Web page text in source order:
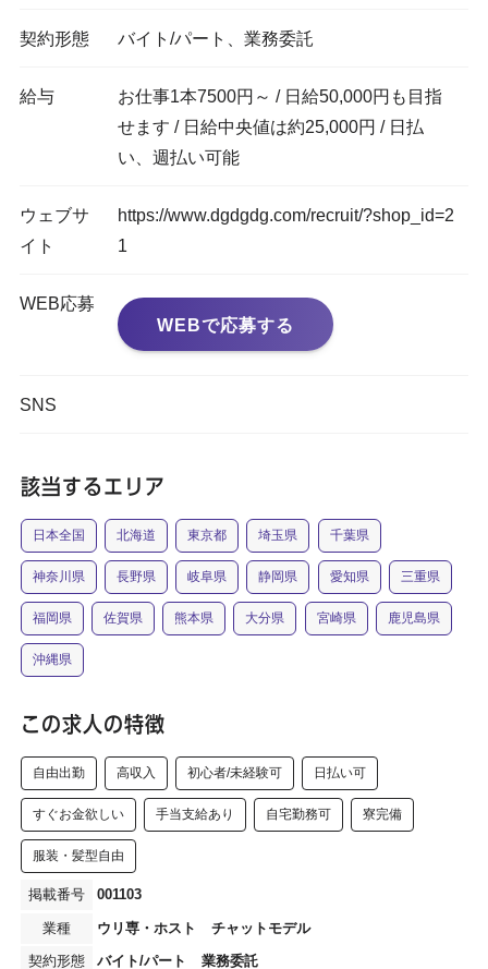
契約形態 バイト/パート、業務委託
給与
お仕事1本7500円～ / 日給50,000円も目指
せます / 日給中央値は約25,000円 / 日払
い、週払い可能
ウェブサ
イト
https://www.dgdgdg.com/recruit/?shop_id=2
1
WEB応募
WEBで応募する
SNS
該当するエリア
日本全国 北海道 東京都 埼玉県 千葉県
神奈川県 長野県 岐阜県 静岡県 愛知県 三重県
福岡県 佐賀県 熊本県 大分県 宮崎県 鹿児島県
沖縄県
この求人の特徴
自由出勤 高収入 初心者/未経験可 日払い可
すぐお金欲しい 手当支給あり 自宅勤務可 寮完備
服装・髪型自由
001103
ウリ専・ホスト チャットモデル
バイト/パート 業務委託